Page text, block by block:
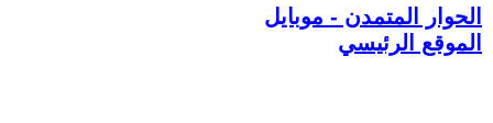
الحوار المتمدن - موبايل
الموقع الرئيسي